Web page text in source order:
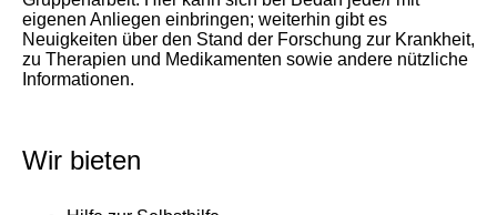
eigenen Anliegen einbringen; weiterhin gibt es
Neuigkeiten über den Stand der Forschung zur Krankheit,
zu Therapien und Medikamenten sowie andere nützliche
Informationen.
Wir bieten